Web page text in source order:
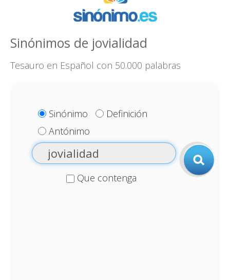
Sinónimos de jovialidad
Tesauro en Español con 50.000 palabras
Sinónimo
Definición
Antónimo
Que contenga